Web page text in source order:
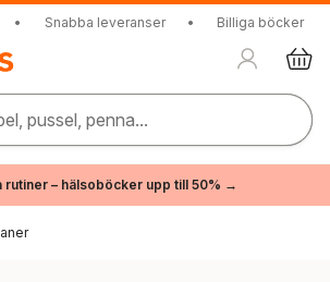
• Snabba leveranser • Billiga böcker
pussel, penna...
rutiner – hälsoböcker upp till 50% →